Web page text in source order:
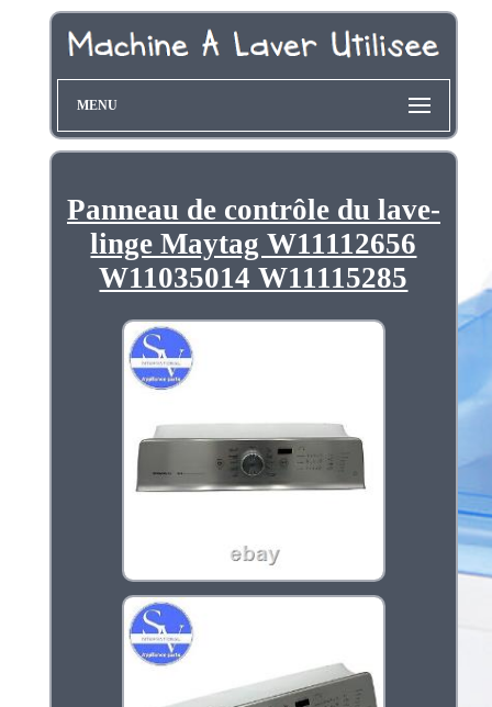
MENU
Panneau de contrôle du lave-
linge Maytag W11112656
W11035014 W11115285